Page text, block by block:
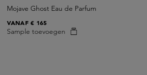
Mojave Ghost Eau de Parfum
Sample toevoegen
VANAF€ 165